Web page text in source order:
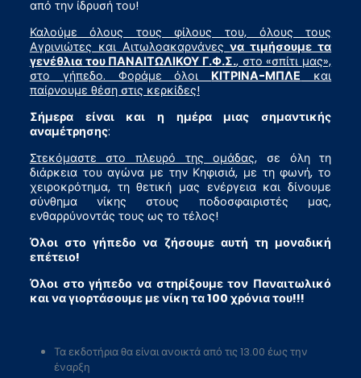
από την ίδρυσή του!
Καλούμε όλους τους φίλους του, όλους τους
Αγρινιώτες και Αιτωλοακαρνάνεςνα τιμήσουμε τα
γενέθλια του ΠΑΝΑΙΤΩΛΙΚΟΥ Γ.Φ.Σ., στο «σπίτι μας»,
στο γήπεδο. Φοράμε όλοιΚΙΤΡΙΝΑ-ΜΠΛΕ και
παίρνουμε θέση στις κερκίδες!
Σήμερα είναι και η ημέρα μιας σημαντικής
αναμέτρησης:
Στεκόμαστε στο πλευρό της ομάδας, σε όλη τη
διάρκεια του αγώνα με την Κηφισιά, με τη φωνή, το
χειροκρότημα, τη θετική μας ενέργεια και δίνουμε
σύνθημα νίκης στους ποδοσφαιριστές μας,
ενθαρρύνοντάς τους ως το τέλος!
Όλοι στο γήπεδο να ζήσουμε αυτή τη μοναδική
επέτειο!
Όλοι στο γήπεδο να στηρίξουμε τον Παναιτωλικό
και να γιορτάσουμε με νίκη τα 100 χρόνια του!!!
Τα εκδοτήρια θα είναι ανοικτά από τις 13.00 έως την
έναρξη